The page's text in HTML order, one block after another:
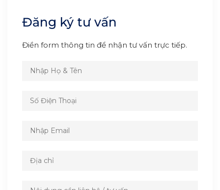
Đăng ký tư vấn
Điền form thông tin để nhận tư vấn trực tiếp.